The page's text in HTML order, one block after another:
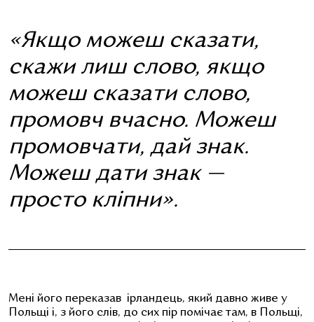
«Якщо можеш сказати,
скажи лиш слово, якщо
можеш сказати слово,
промовч вчасно. Можеш
промовчати, дай знак.
Можеш дати знак —
просто кліпни».
Мені його переказав ірландець, який давно живе у
Польщі і, з його слів, до сих пір помічає там, в Польщі,